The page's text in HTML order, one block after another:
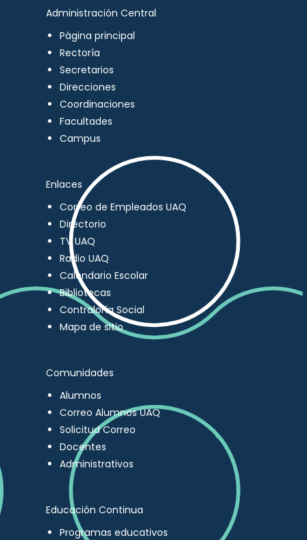
Administración Central
Página principal
Rectoría
Secretarios
Direcciones
Coordinaciones
Facultades
Campus
Enlaces
Correo de Empleados UAQ
Directorio
TV UAQ
Radio UAQ
Calendario Escolar
Bibliotecas
Contraloría Social
Mapa de sitio
Comunidades
Alumnos
Correo Alumnos UAQ
Solicitud Correo
Docentes
Administrativos
Educación Continua
Programas educativos